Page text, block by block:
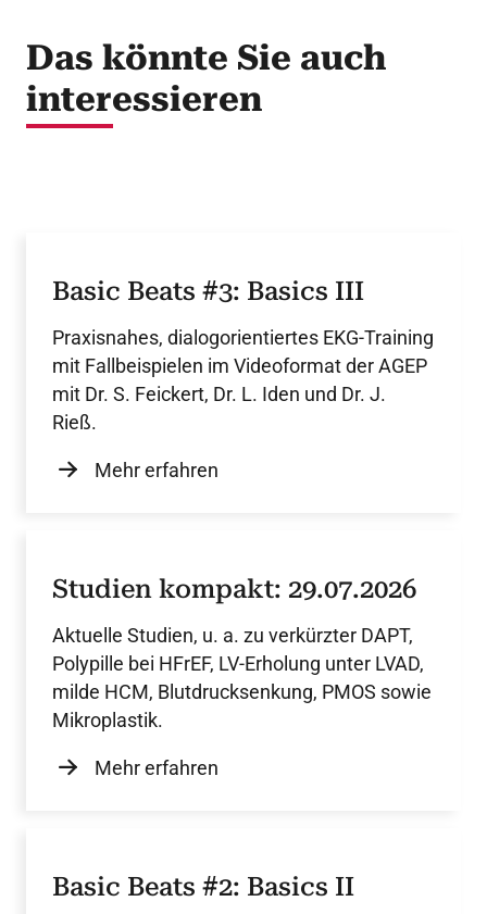
Das könnte Sie auch
interessieren
Basic Beats #3: Basics III
Praxisnahes, dialogorientiertes EKG-Training
mit Fallbeispielen im Videoformat der AGEP
mit Dr. S. Feickert, Dr. L. Iden und Dr. J.
Rieß.
Mehr erfahren
Studien kompakt: 29.07.2026
Aktuelle Studien, u. a. zu verkürzter DAPT,
Polypille bei HFrEF, LV-Erholung unter LVAD,
milde HCM, Blutdrucksenkung, PMOS sowie
Mikroplastik.
Mehr erfahren
Basic Beats #2: Basics II